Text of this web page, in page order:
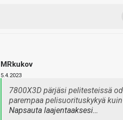
MRkukov
5.4.2023
7800X3D pärjäsi pelitesteissä
parempaa pelisuorituskykyä
Napsauta laajentaaksesi…